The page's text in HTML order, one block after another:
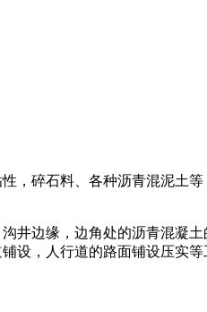
，碎石料、各种沥青混泥土
边缘，边角处的沥青混凝
设，人行道的路面铺设压实